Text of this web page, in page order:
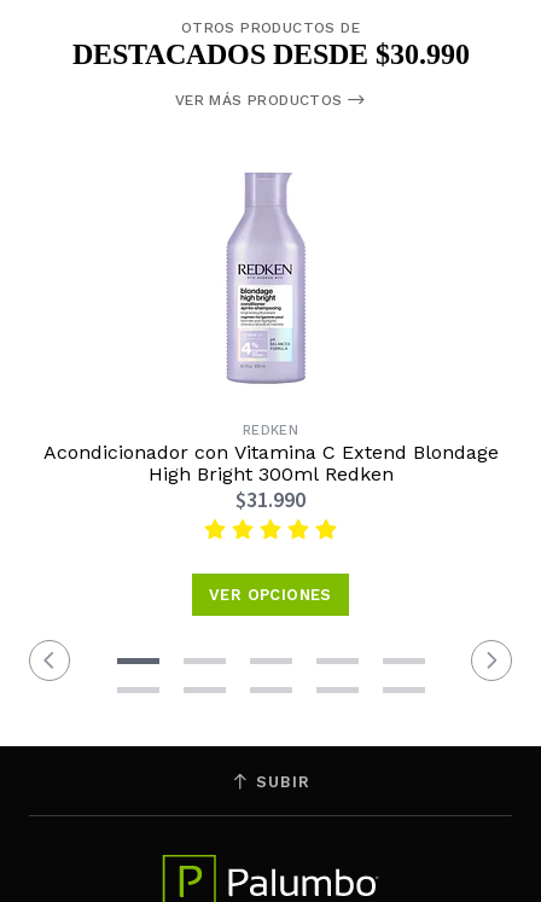
OTROS PRODUCTOS DE
DESTACADOS DESDE $30.990
VER MÁS PRODUCTOS
REDKEN
Acondicionador con Vitamina C Extend Blondage
High Bright 300ml Redken
$31.990
VER OPCIONES
SUBIR